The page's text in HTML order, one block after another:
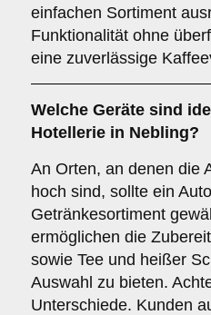
einfachen Sortiment
Funktionalität ohne
eine zuverlässige
Welche Geräte sind
Hotellerie in Nebling?
An Orten, an denen die
hoch sind, sollte ein
Getränkesortiment
ermöglichen die
sowie Tee und heißer
Auswahl zu bieten.
Unterschiede. Kunden